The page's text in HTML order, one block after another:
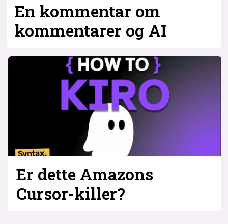
En kommentar om
kommentarer og AI
Er dette Amazons
Cursor-killer?